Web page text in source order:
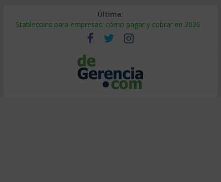
Última:
Stablecoins para empresas: cómo pagar y cobrar en 2026
Despido silencioso: qué es y por qué sale tan caro
IA en selección de personal: cómo auditarla a tiempo
Trabajo forzoso en la cadena de suministro: qué hacer
Mercado hispano de EE. UU.: cómo segmentarlo y venderle